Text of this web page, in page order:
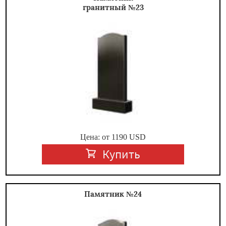
гранитный №23
Цена: от 1190 USD
Купить
Памятник №24